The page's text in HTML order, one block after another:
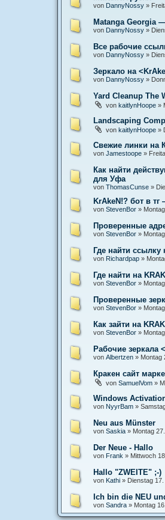
von DannyNossy »
Matanga Georgia
von DannyNossy »
Все рабочие
von DannyNossy »
Зеркало на
von DannyNossy »
Yard Cleanup The
von kaitlynHoope »
Landscaping
von kaitlynHoope »
Свежие линки на
von Jamestoope »
Как найти
для Уфа
von ThomasCunse »
KrAkeN!? бот в
von StevenBor »
Проверенные
von StevenBor »
Где найти ссылку
von Richardpap »
Где найти на
von StevenBor »
Проверенные
von StevenBor »
Как зайти на
von StevenBor »
Рабочие зеркала
von Albertzen » Montag
Кракен сайт
von SamuelVom »
Windows
von NyуrBam »
Neu aus Münster
von Saskia » Montag
Der Neue - Hallo
von Frank » Mittwoch
Hallo "ZWEITE" ;-)
von Kathi » Dienstag
Ich bin die NEU
von Sandra » Montag